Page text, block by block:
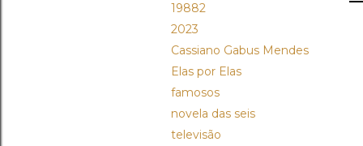
19882
2023
Cassiano Gabus Mendes
Elas por Elas
famosos
novela das seis
televisão